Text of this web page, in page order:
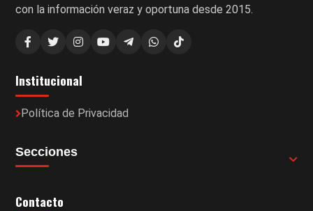
con la información veraz y oportuna desde 2015.
Institucional
Política de Privacidad
Secciones
Contacto